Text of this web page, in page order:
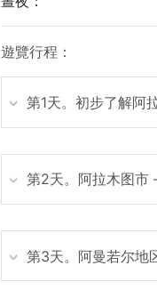
遊覽行程：
第1天。初步了解阿
第2天。阿拉木图市
第3天。阿曼若尔地